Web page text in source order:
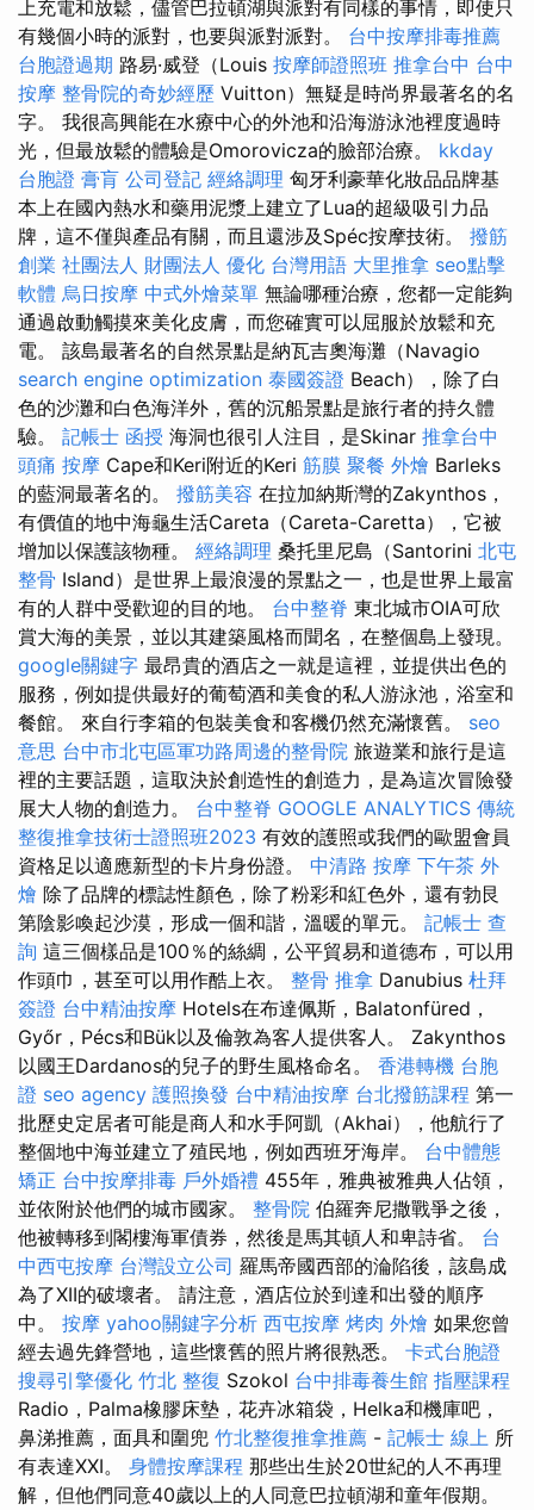
上充電和放鬆，儘管巴拉頓湖與派對有同樣的事情，即使只
有幾個小時的派對，也要與派對派對。 台中按摩排毒推薦
台胞證過期 路易·威登（Louis 按摩師證照班 推拿台中 台中
按摩 整骨院的奇妙經歷 Vuitton）無疑是時尚界最著名的名
字。 我很高興能在水療中心的外池和沿海游泳池裡度過時
光，但最放鬆的體驗是Omorovicza的臉部治療。 kkday
台胞證 膏肓 公司登記 經絡調理 匈牙利豪華化妝品品牌基
本上在國內熱水和藥用泥漿上建立了Lua的超級吸引力品
牌，這不僅與產品有關，而且還涉及Spéc按摩技術。 撥筋
創業 社團法人 財團法人 優化 台灣用語 大里推拿 seo點擊
軟體 烏日按摩 中式外燴菜單 無論哪種治療，您都一定能夠
通過啟動觸摸來美化皮膚，而您確實可以屈服於放鬆和充
電。 該島最著名的自然景點是納瓦吉奧海灘（Navagio
search engine optimization 泰國簽證 Beach），除了白
色的沙灘和白色海洋外，舊的沉船景點是旅行者的持久體
驗。 記帳士 函授 海洞也很引人注目，是Skinar 推拿台中
頭痛 按摩 Cape和Keri附近的Keri 筋膜 聚餐 外燴 Barleks
的藍洞最著名的。 撥筋美容 在拉加納斯灣的Zakynthos，
有價值的地中海龜生活Careta（Careta-Caretta），它被
增加以保護該物種。 經絡調理 桑托里尼島（Santorini 北屯
整骨 Island）是世界上最浪漫的景點之一，也是世界上最富
有的人群中受歡迎的目的地。 台中整脊 東北城市OIA可欣
賞大海的美景，並以其建築風格而聞名，在整個島上發現。
google關鍵字 最昂貴的酒店之一就是這裡，並提供出色的
服務，例如提供最好的葡萄酒和美食的私人游泳池，浴室和
餐館。 來自行李箱的包裝美食和客機仍然充滿懷舊。 seo
意思 台中市北屯區軍功路周邊的整骨院 旅遊業和旅行是這
裡的主要話題，這取決於創造性的創造力，是為這次冒險發
展大人物的創造力。 台中整脊 GOOGLE ANALYTICS 傳統
整復推拿技術士證照班2023 有效的護照或我們的歐盟會員
資格足以適應新型的卡片身份證。 中清路 按摩 下午茶 外
燴 除了品牌的標誌性顏色，除了粉彩和紅色外，還有勃艮
第陰影喚起沙漠，形成一個和諧，溫暖的單元。 記帳士 查
詢 這三個樣品是100％的絲綢，公平貿易和道德布，可以用
作頭巾，甚至可以用作酷上衣。 整骨 推拿 Danubius 杜拜
簽證 台中精油按摩 Hotels在布達佩斯，Balatonfüred，
Győr，Pécs和Bük以及倫敦為客人提供客人。 Zakynthos
以國王Dardanos的兒子的野生風格命名。 香港轉機 台胞
證 seo agency 護照換發 台中精油按摩 台北撥筋課程 第一
批歷史定居者可能是商人和水手阿凱（Akhai），他航行了
整個地中海並建立了殖民地，例如西班牙海岸。 台中體態
矯正 台中按摩排毒 戶外婚禮 455年，雅典被雅典人佔領，
並依附於他們的城市國家。 整骨院 伯羅奔尼撒戰爭之後，
他被轉移到閣樓海軍債券，然後是馬其頓人和卑詩省。 台
中西屯按摩 台灣設立公司 羅馬帝國西部的淪陷後，該島成
為了XII的破壞者。 請注意，酒店位於到達和出發的順序
中。 按摩 yahoo關鍵字分析 西屯按摩 烤肉 外燴 如果您曾
經去過先鋒營地，這些懷舊的照片將很熟悉。 卡式台胞證
搜尋引擎優化 竹北 整復 Szokol 台中排毒養生館 指壓課程
Radio，Palma橡膠床墊，花卉冰箱袋，Helka和機庫吧，
鼻涕推薦，面具和圍兜 竹北整復推拿推薦 - 記帳士 線上 所
有表達XXI。 身體按摩課程 那些出生於20世紀的人不再理
解，但他們同意40歲以上的人同意巴拉頓湖和童年假期。